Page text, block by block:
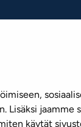
Lisäksi jaamme
käytät